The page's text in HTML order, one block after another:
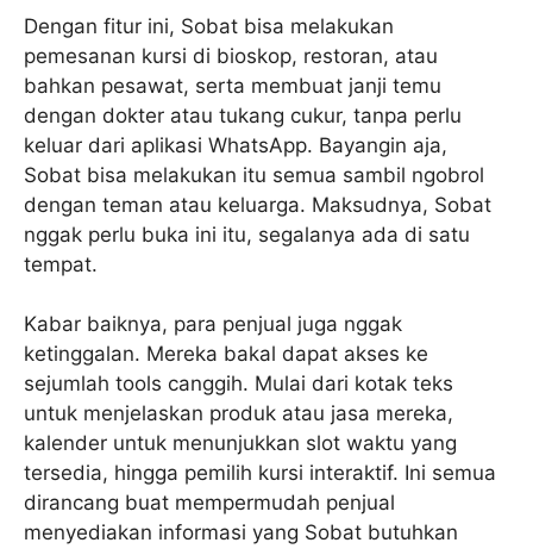
Dengan fitur ini, Sobat bisa melakukan
pemesanan kursi di bioskop, restoran, atau
bahkan pesawat, serta membuat janji temu
dengan dokter atau tukang cukur, tanpa perlu
keluar dari aplikasi WhatsApp. Bayangin aja,
Sobat bisa melakukan itu semua sambil ngobrol
dengan teman atau keluarga. Maksudnya, Sobat
nggak perlu buka ini itu, segalanya ada di satu
tempat.
Kabar baiknya, para penjual juga nggak
ketinggalan. Mereka bakal dapat akses ke
sejumlah tools canggih. Mulai dari kotak teks
untuk menjelaskan produk atau jasa mereka,
kalender untuk menunjukkan slot waktu yang
tersedia, hingga pemilih kursi interaktif. Ini semua
dirancang buat mempermudah penjual
menyediakan informasi yang Sobat butuhkan